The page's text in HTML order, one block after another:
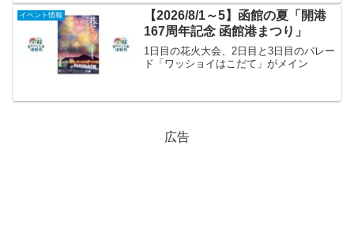
イベント情報
【2026/8/1～5】函館の夏「開港
167周年記念 函館港まつり」
1日目の花火大会、2日目と3日目のパレー
ド「ワッショイはこだて」がメイン
広告